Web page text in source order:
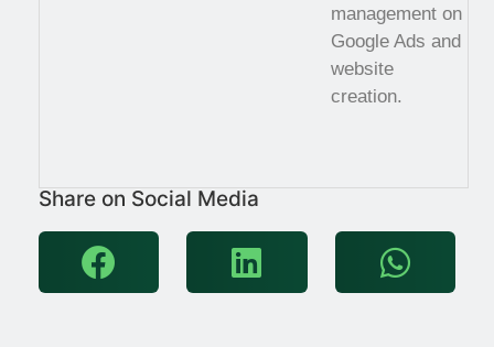
management on
Google Ads and
website
creation.
Share on Social Media